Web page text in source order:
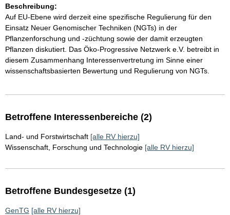
Beschreibung:
Auf EU-Ebene wird derzeit eine spezifische Regulierung für den
Einsatz Neuer Genomischer Techniken (NGTs) in der
Pflanzenforschung und -züchtung sowie der damit erzeugten
Pflanzen diskutiert. Das Öko-Progressive Netzwerk e.V. betreibt in
diesem Zusammenhang Interessenvertretung im Sinne einer
wissenschaftsbasierten Bewertung und Regulierung von NGTs.
Betroffene Interessenbereiche (2)
Land- und Forstwirtschaft [alle RV hierzu]
Wissenschaft, Forschung und Technologie [alle RV hierzu]
Betroffene Bundesgesetze (1)
GenTG [alle RV hierzu]